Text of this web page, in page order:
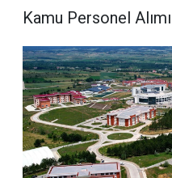
Kamu Personel Alımı